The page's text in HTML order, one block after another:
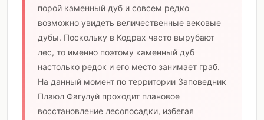
порой каменный дуб и совсем редко
возможно увидеть величественные вековые
дубы. Поскольку в Кодрах часто вырубают
лес, то именно поэтому каменный дуб
настолько редок и его место занимает граб.
На данный момент по территории Заповедник
Плаюл Фагулуй проходит плановое
восстановление лесопосадки, избегая